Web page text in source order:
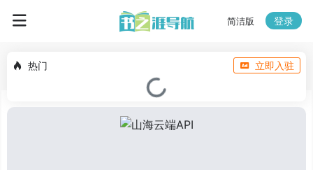
简洁版 登录
热门 立即入驻